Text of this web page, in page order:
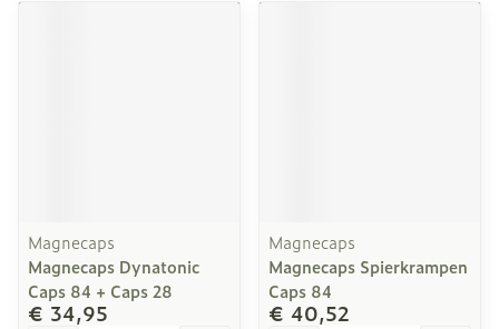
Magnecaps
Magnecaps Dynatonic
Caps 84 + Caps 28
€ 34,95
Magnecaps
Magnecaps Spierkrampen
Caps 84
€ 40,52